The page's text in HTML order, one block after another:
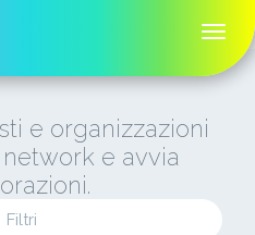
e organizzazioni
e avvia
Filtri